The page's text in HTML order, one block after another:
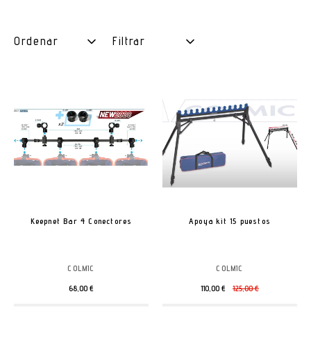
Ordenar Filtrar
Keepnet Bar 4 Conectores
COLMIC
68,00 €
Apoya kit 15 puestos
COLMIC
110,00 €
125,00 €